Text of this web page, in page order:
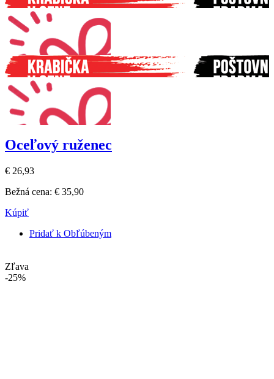
Oceľový ruženec
€ 26,93
Bežná cena: € 35,90
Kúpiť
Pridať k Obľúbeným
Zľava
-25%